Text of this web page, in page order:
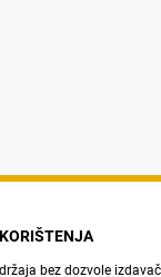
bez dozvole